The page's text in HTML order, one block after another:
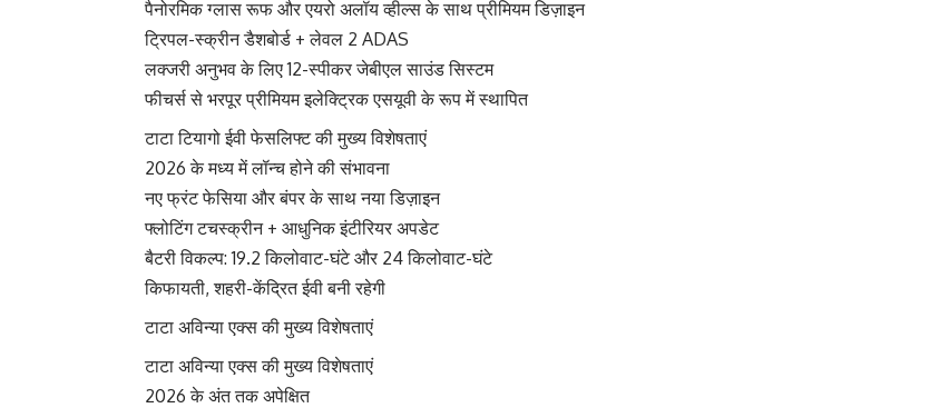
पैनोरमिक ग्लास रूफ और एयरो अलॉय व्हील्स के साथ प्रीमियम डिज़ाइन
ट्रिपल-स्क्रीन डैशबोर्ड + लेवल 2 ADAS
लक्जरी अनुभव के लिए 12-स्पीकर जेबीएल साउंड सिस्टम
फीचर्स से भरपूर प्रीमियम इलेक्ट्रिक एसयूवी के रूप में स्थापित
टाटा टियागो ईवी फेसलिफ्ट की मुख्य विशेषताएं
2026 के मध्य में लॉन्च होने की संभावना
नए फ्रंट फेसिया और बंपर के साथ नया डिज़ाइन
फ्लोटिंग टचस्क्रीन + आधुनिक इंटीरियर अपडेट
बैटरी विकल्प: 19.2 किलोवाट-घंटे और 24 किलोवाट-घंटे
किफायती, शहरी-केंद्रित ईवी बनी रहेगी
टाटा अविन्या एक्स की मुख्य विशेषताएं
टाटा अविन्या एक्स की मुख्य विशेषताएं
2026 के अंत तक अपेक्षित